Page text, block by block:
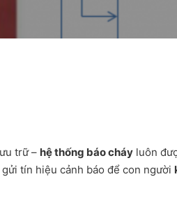
trữ – hệ thống báo cháy luôn
gửi tín hiệu cảnh báo để con người